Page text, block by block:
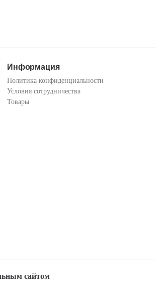
Информация
Политика конфиденциальности
Условия сотрудничества
Товары
сайтом